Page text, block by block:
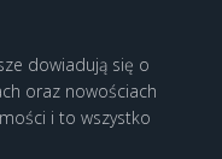
dowiadują się o
oraz nowościach
i to wszystko